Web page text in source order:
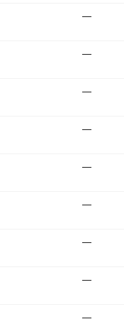
—
—
—
—
—
—
—
—
—